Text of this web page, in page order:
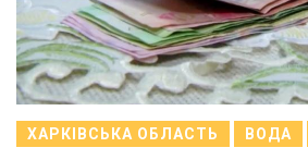
ХАРКІВСЬКА ОБЛАСТЬ ВОДА